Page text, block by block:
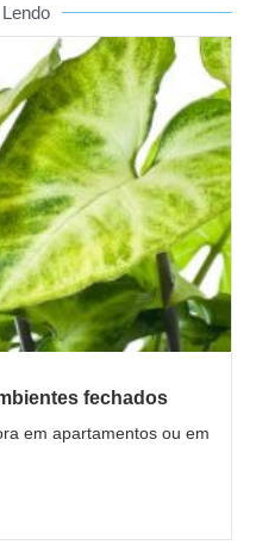
fechados
em apartamentos ou em